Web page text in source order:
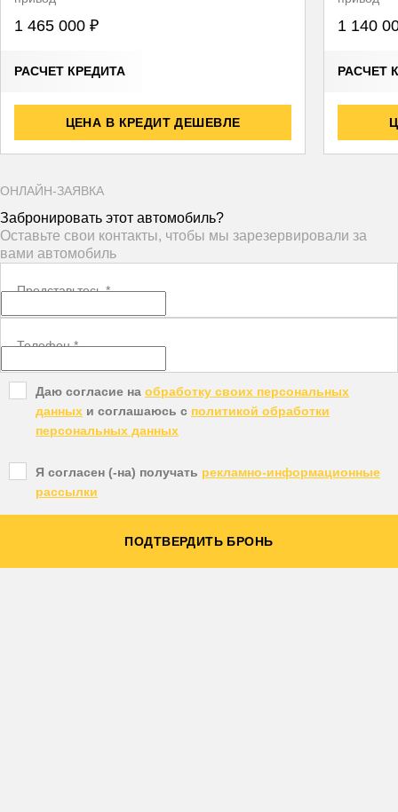
1 465 000 ₽
РАСЧЕТ КРЕДИТА
ЦЕНА В КРЕДИТ ДЕШЕВЛЕ
1 140
РАСЧЕТ
ОНЛАЙН-ЗАЯВКА
Забронировать этот автомобиль?
Оставьте свои контакты, чтобы мы зарезервировали за
вами автомобиль
Представьтесь*
Телефон*
Даю согласие на обработку своих персональных
данных и соглашаюсь с политикой обработки
персональных данных
Я согласен (-на) получать рекламно-информационные
рассылки
ПОДТВЕРДИТЬ БРОНЬ